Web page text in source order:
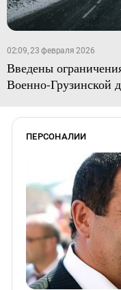
02:09, 23 февраля 2026
Введены
Военно-Грузинской
ПЕРСОНАЛИИ